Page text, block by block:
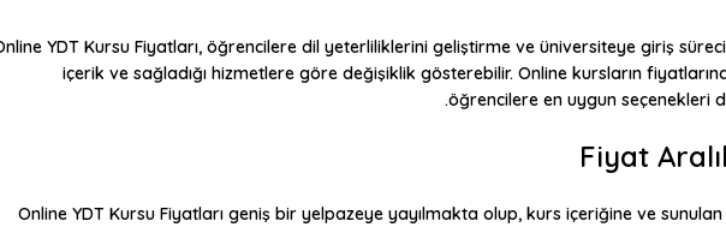
YDT Kursu Fiyatları, öğrencilere dil yeterliliklerini geliştirme ve üniversiteye giriş
içerik ve sağladığı hizmetlere göre değişiklik gösterebilir. Online kursların
öğrencilere en uygun seçenekleri
Fiyat
Online YDT Kursu Fiyatları geniş bir yelpazeye yayılmakta olup, kurs içeriğine ve